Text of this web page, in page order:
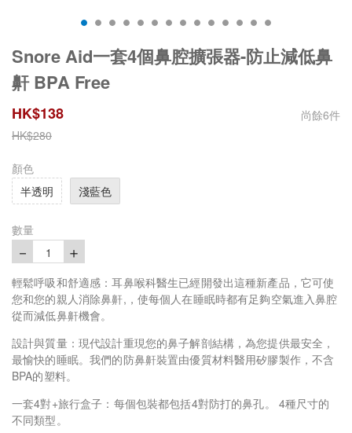
Snore Aid一套4個鼻腔擴張器-防止減低鼻
鼾 BPA Free
HK$138 尚餘6件
HK$280
顏色
半透明
淺藍色
數量
－ 1 ＋
輕鬆呼吸和舒適感：耳鼻喉科醫生已經開發出這種新產品，它可使
您和您的親人消除鼻鼾,，使每個人在睡眠時都有足夠空氣進入鼻腔
從而減低鼻鼾機會。
設計與質量：現代設計重現您的鼻子解剖結構，為您提供最安全，
最愉快的睡眠。我們的防鼻鼾裝置由優質材料醫用矽膠製作，不含
BPA的塑料。
一套4對+旅行盒子：每個包裝都包括4對防打的鼻孔。 4種尺寸的
不同類型。